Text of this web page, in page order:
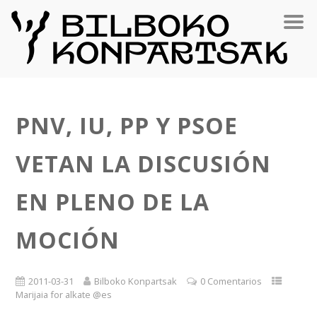
PNV, IU, PP Y PSOE
VETAN LA DISCUSIÓN
EN PLENO DE LA
MOCIÓN
2011-03-31 Bilboko Konpartsak
0 Comentarios
Marijaia for alkate @es